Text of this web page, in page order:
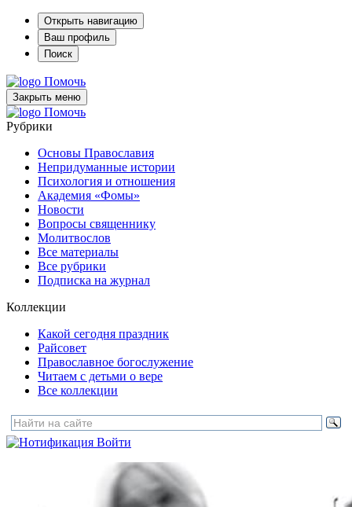
Открыть навигацию
Ваш профиль
Поиск
Помочь
Закрыть меню
Помочь
Рубрики
Основы Православия
Непридуманные истории
Психология и отношения
Академия «Фомы»
Новости
Вопросы священнику
Молитвослов
Все материалы
Все рубрики
Подписка на журнал
Коллекции
Какой сегодня праздник
Райсовет
Православное богослужение
Читаем с детьми о вере
Все коллекции
Войти